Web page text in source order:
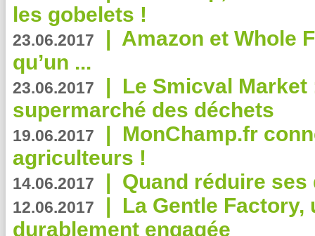
les gobelets !
23.06.2017 | Amazon et Whole
qu’un ...
23.06.2017 | Le Smicval
supermarché des déchets
19.06.2017 | MonChamp.fr
agriculteurs !
14.06.2017 | Quand réduire
12.06.2017 | La Gentle
durablement engagée